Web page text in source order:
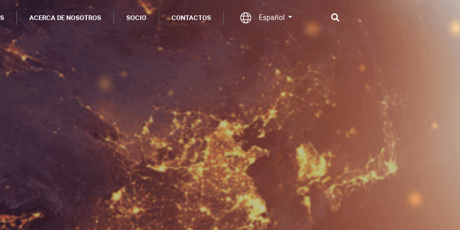
ACERCA DE NOSOTROS SOCIO CONTACTOS Español